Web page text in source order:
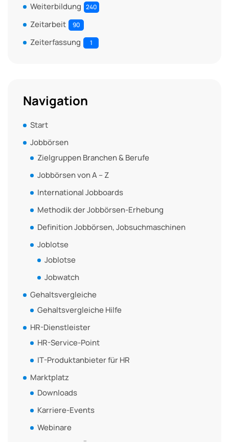
Weiterbildung 240
Zeitarbeit 90
Zeiterfassung 1
Navigation
Start
Jobbörsen
Zielgruppen Branchen & Berufe
Jobbörsen von A – Z
International Jobboards
Methodik der Jobbörsen-Erhebung
Definition Jobbörsen, Jobsuchmaschinen
Joblotse
Joblotse
Jobwatch
Gehaltsvergleiche
Gehaltsvergleiche Hilfe
HR-Dienstleister
HR-Service-Point
IT-Produktanbieter für HR
Marktplatz
Downloads
Karriere-Events
Webinare